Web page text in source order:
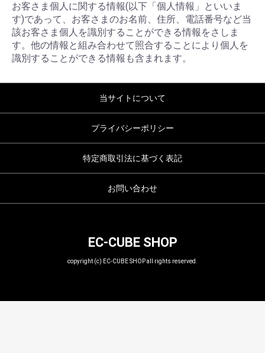
お客さま個人に関する情報(以下「個人情報」といいま
す)であって、お客さまのお名前、住所、電話番号など当
該お客さま個人を識別することができる情報をさしま
す。他の情報と組み合わせて照合することにより個人を
識別することができる情報も含まれます。
当サイトについて
プライバシーポリシー
特定商取引法に基づく表記
お問い合わせ
EC-CUBE SHOP
copyright (c) EC-CUBE SHOP all rights reserved.